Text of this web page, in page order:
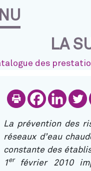
LA
des
La prévention des
réseaux d’eau
constante des
1er
février 2010